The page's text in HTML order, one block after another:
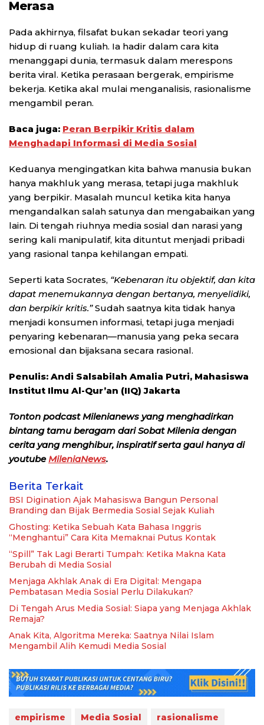
Merasa
Pada akhirnya, filsafat bukan sekadar teori yang
hidup di ruang kuliah. Ia hadir dalam cara kita
menanggapi dunia, termasuk dalam merespons
berita viral. Ketika perasaan bergerak, empirisme
bekerja. Ketika akal mulai menganalisis, rasionalisme
mengambil peran.
Baca juga: Peran Berpikir Kritis dalam
Menghadapi Informasi di Media Sosial
Keduanya mengingatkan kita bahwa manusia bukan
hanya makhluk yang merasa, tetapi juga makhluk
yang berpikir. Masalah muncul ketika kita hanya
mengandalkan salah satunya dan mengabaikan yang
lain. Di tengah riuhnya media sosial dan narasi yang
sering kali manipulatif, kita dituntut menjadi pribadi
yang rasional tanpa kehilangan empati.
Seperti kata Socrates, “Kebenaran itu objektif, dan kita
dapat menemukannya dengan bertanya, menyelidiki,
dan berpikir kritis.”Sudah saatnya kita tidak hanya
menjadi konsumen informasi, tetapi juga menjadi
penyaring kebenaran—manusia yang peka secara
emosional dan bijaksana secara rasional.
Penulis: Andi Salsabilah Amalia Putri, Mahasiswa
Institut Ilmu Al-Qur’an (IIQ) Jakarta
Tonton podcast Milenianews yang menghadirkan
bintang tamu beragam dari Sobat Milenia dengan
cerita yang menghibur, inspiratif serta gaul hanya di
youtube MileniaNews.
Berita Terkait
BSI Digination Ajak Mahasiswa Bangun Personal
Branding dan Bijak Bermedia Sosial Sejak Kuliah
Ghosting: Ketika Sebuah Kata Bahasa Inggris
“Menghantui” Cara Kita Memaknai Putus Kontak
“Spill” Tak Lagi Berarti Tumpah: Ketika Makna Kata
Berubah di Media Sosial
Menjaga Akhlak Anak di Era Digital: Mengapa
Pembatasan Media Sosial Perlu Dilakukan?
Di Tengah Arus Media Sosial: Siapa yang Menjaga Akhlak
Remaja?
Anak Kita, Algoritma Mereka: Saatnya Nilai Islam
Mengambil Alih Kemudi Media Sosial
empirisme Media Sosial rasionalisme